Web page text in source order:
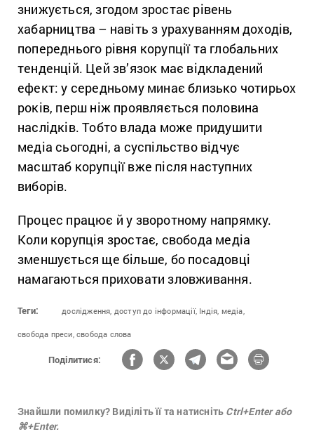
знижується, згодом зростає рівень
хабарництва – навіть з урахуванням доходів,
попереднього рівня корупції та глобальних
тенденцій. Цей зв’язок має відкладений
ефект: у середньому минає близько чотирьох
років, перш ніж проявляється половина
наслідків. Тобто влада може придушити
медіа сьогодні, а суспільство відчує
масштаб корупції вже після наступних
виборів.
Процес працює й у зворотному напрямку.
Коли корупція зростає, свобода медіа
зменшується ще більше, бо посадовці
намагаються приховати зловживання.
Теги: дослідження, доступ до інформації, Індія, медіа,
свобода преси, свобода слова
Поділитися:
Знайшли помилку? Виділіть її та натисніть Ctrl+Enter або
⌘+Enter.